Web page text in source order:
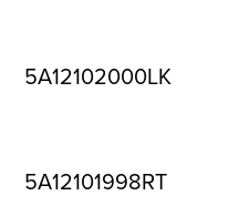
5A12102000LK
5A12101998RT